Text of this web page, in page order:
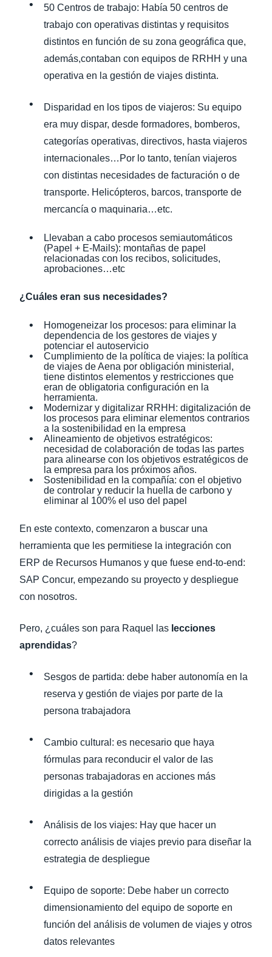
50 Centros de trabajo: Había 50 centros de
trabajo con operativas distintas y requisitos
distintos en función de su zona geográfica que,
además,contaban con equipos de RRHH y una
operativa en la gestión de viajes distinta.
Disparidad en los tipos de viajeros: Su equipo
era muy dispar, desde formadores, bomberos,
categorías operativas, directivos, hasta viajeros
internacionales…Por lo tanto, tenían viajeros
con distintas necesidades de facturación o de
transporte. Helicópteros, barcos, transporte de
mercancía o maquinaria…etc.
Llevaban a cabo procesos semiautomáticos
(Papel + E-Mails): montañas de papel
relacionadas con los recibos, solicitudes,
aprobaciones…etc
¿Cuáles eran sus necesidades?
Homogeneizar los procesos: para eliminar la
dependencia de los gestores de viajes y
potenciar el autoservicio
Cumplimiento de la política de viajes: la política
de viajes de Aena por obligación ministerial,
tiene distintos elementos y restricciones que
eran de obligatoria configuración en la
herramienta.
Modernizar y digitalizar RRHH: digitalización de
los procesos para eliminar elementos contrarios
a la sostenibilidad en la empresa
Alineamiento de objetivos estratégicos:
necesidad de colaboración de todas las partes
para alinearse con los objetivos estratégicos de
la empresa para los próximos años.
Sostenibilidad en la compañía: con el objetivo
de controlar y reducir la huella de carbono y
eliminar al 100% el uso del papel
En este contexto, comenzaron a buscar una
herramienta que les permitiese la integración con
ERP de Recursos Humanos y que fuese end-to-end:
SAP Concur, empezando su proyecto y despliegue
con nosotros.
Pero, ¿cuáles son para Raquel las lecciones
aprendidas?
Sesgos de partida: debe haber autonomía en la
reserva y gestión de viajes por parte de la
persona trabajadora
Cambio cultural: es necesario que haya
fórmulas para reconducir el valor de las
personas trabajadoras en acciones más
dirigidas a la gestión
Análisis de los viajes: Hay que hacer un
correcto análisis de viajes previo para diseñar la
estrategia de despliegue
Equipo de soporte: Debe haber un correcto
dimensionamiento del equipo de soporte en
función del análisis de volumen de viajes y otros
datos relevantes